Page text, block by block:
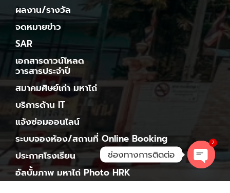
ผลงาน/รางวัล
จดหมายข่าว
SAR
เอกสารดาวน์โหลด
วารสารประจำปี
สมาคมศิษย์เก่า มหาไถ่
บริการด้าน IT
แจ้งซ่อมออนไลน์
ระบบจองห้อง/สถานที่ Online Booking
ประกาศโรงเรียน
อัลบั้มภาพ มหาไถ่ Photo HRK
ช่องทางการติดต่อ
2